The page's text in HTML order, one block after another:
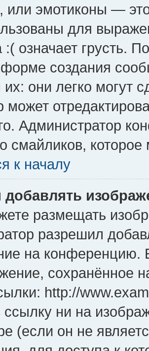
эмотиконы —
для
:( означает грусть.
создания
их: они легко могут
может
Администратор
смайликов,
к началу
добавлять
размещать
разрешил
на конференцию.
сохранённое
http://
ссылку ни на
(если он не